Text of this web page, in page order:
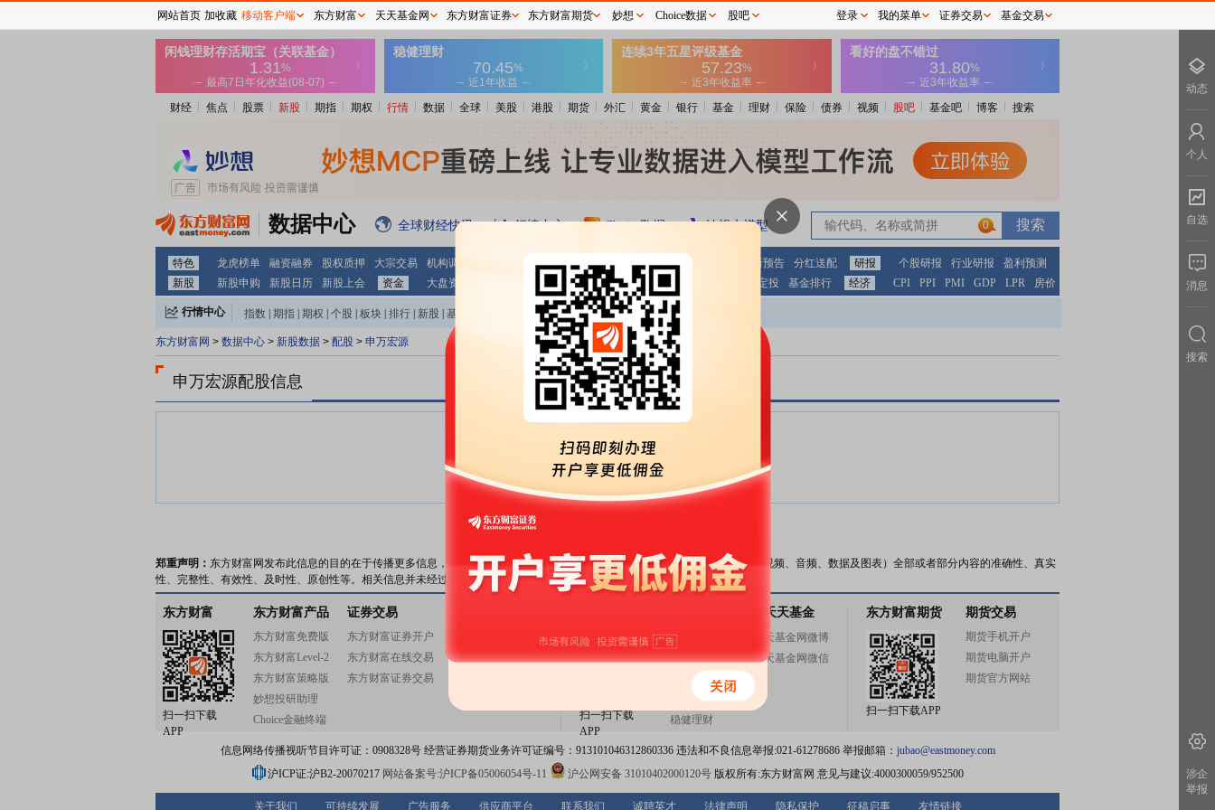
财经 焦点 股票 新股 期指 期权 行情 数据 全球 美股 港股 期货 外汇 黄金 银行 基金 理财 保险 债券 视频 股吧 基金吧 博客 搜索
数据中心 全球财经快讯 行情中心 Choice数据 妙想大模型 0
特色 龙虎榜单 融资融券 股权质押 大宗交易 机构调研 公告大全 条件选股 财报 业绩报表 最新预告 分红送配 研报 个股研报 行业研报
盈利预测
新股
新股申购 新股日历 新股上会 资金 大盘资金 板块资金 沪 港 通 基金 基金定投 基金排行 经济 CPI PPI PMI GDP LPR 房价
行情中心 指数 期指 期权 个股 板块 排行 新股 基金 期货 | 外汇 | 黄金 | 自选股 自选基金
东方财富网 > 数据中心 > 新股数据 > 配股 > 申万宏源
申万宏源配股信息
暂无数据
郑重声明： 东方财富网发布此信息的目的在于传播更多信息，与本站立场无关。东方财富网不保证该信息（包括但不限于文字、视频、音频、数据及图表）全部或者部分内容的准确性、真实
性、完整性、有效性、及时性、原创性等。相关信息并未经过本网站证实，不对您构成任何投资建议，据此操作，风险自担。
东方财富
扫一扫下载
APP
东方财富产品
东方财富免费版
东方财富Level-2
东方财富策略版
妙想投研助理
Choice金融终端
证券交易
东方财富证券开户
东方财富在线交易
东方财富证券交易
东方财富网微博
东方财富网微信
扫一扫下载
APP
基金开户
基金交易
活期宝
基金产品
稳健理财
关注天天基金
天天基金网微博
天天基金网微信
东方财富期货
扫一扫下载APP
期货交易
期货手机开户
期货电脑开户
期货官方网站
信息网络传播视听节目许可证：0908328号 经营证券期货业务许可证编号：913101046312860336 违法和不良信息举报:021-61278686 举报邮箱： jubao@eastmoney.com
沪ICP证:沪B2-20070217 网站备案号:沪ICP备05006054号-11 沪公网安备 31010402000120号版权所有:东方财富网 意见与建议:4000300059/952500
关于我们 可持续发展 广告服务 供应商平台 联系我们 诚聘英才 法律声明 隐私保护 征稿启事 友情链接
网站首页 加收藏 移动客户端 东方财富 天天基金网 东方财富证券 东方财富期货 妙想 Choice数据 股吧 登录 我的菜单 证券交易 基金交易
动态
个人
自选
消息
搜索
涉企
举报